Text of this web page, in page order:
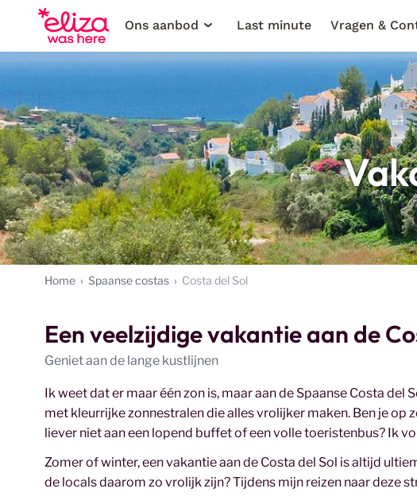
Ons aanbod
Last minute Vragen &
Home Spaanse costas Costa del Sol
Een veelzijdige vakantie aan de
Geniet aan de lange kustlijnen
Ik weet dat er maar één zon is, maar aan de Spaanse Costa
met kleurrijke zonnestralen die alles vrolijker maken. Ben je op
liever niet aan een lopend buffet of een volle toeristenbus? Ik
Zomer of winter, een vakantie aan de Costa del Sol is altijd
de locals daarom zo vrolijk zijn? Tijdens mijn reizen naar deze